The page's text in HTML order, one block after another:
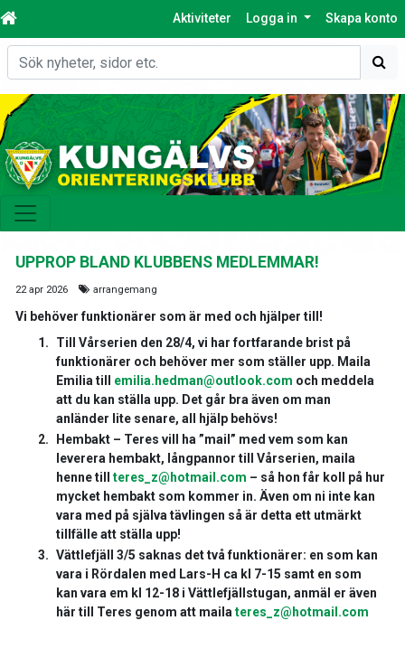
Aktiviteter Logga in Skapa konto
Sök
UPPROP BLAND KLUBBENS MEDLEMMAR!
22 apr 2026 arrangemang
Vi behöver funktionärer som är med och hjälper till!
Till Vårserien den 28/4, vi har fortfarande brist på
funktionärer och behöver mer som ställer upp. Maila
Emilia till emilia.hedman@outlook.com och meddela
att du kan ställa upp. Det går bra även om man
anländer lite senare, all hjälp behövs!
Hembakt – Teres vill ha ”mail” med vem som kan
leverera hembakt, långpannor till Vårserien, maila
henne till teres_z@hotmail.com – så hon får koll på hur
mycket hembakt som kommer in. Även om ni inte kan
vara med på själva tävlingen så är detta ett utmärkt
tillfälle att ställa upp!
Vättlefjäll 3/5 saknas det två funktionärer: en som kan
vara i Rördalen med Lars-H ca kl 7-15 samt en som
kan vara em kl 12-18 i Vättlefjällstugan, anmäl er även
här till Teres genom att maila teres_z@hotmail.com